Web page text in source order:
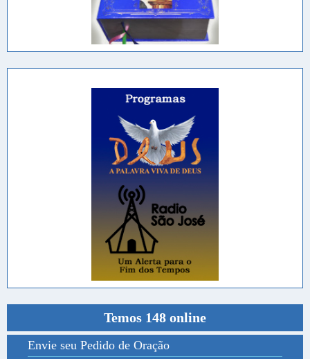
Temos 148 online
Envie seu Pedido de Oração